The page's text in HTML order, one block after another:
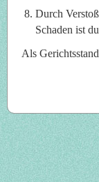
Durch
Schaden ist
Als